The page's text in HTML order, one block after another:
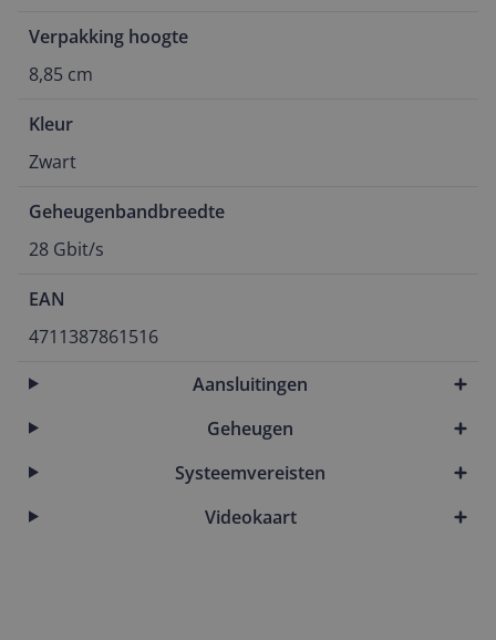
Verpakking hoogte
8,85 cm
Kleur
Zwart
Geheugenbandbreedte
28 Gbit/s
EAN
4711387861516
Aansluitingen
Geheugen
Systeemvereisten
Videokaart